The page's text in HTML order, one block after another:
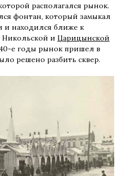
располагался рынок.
фонтан, который замыкал
и находился ближе к
и Царицынской
е годы рынок пришел в
решено разбить сквер.